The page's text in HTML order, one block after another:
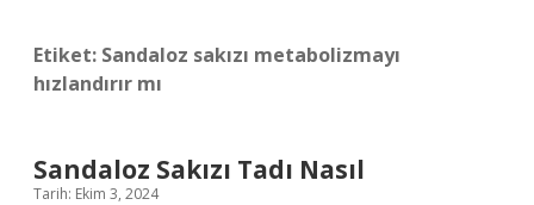
Etiket: Sandaloz sakızı metabolizmayı
hızlandırır mı
Sandaloz Sakızı Tadı Nasıl
Tarih: Ekim 3, 2024